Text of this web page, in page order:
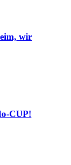
wir
CUP!